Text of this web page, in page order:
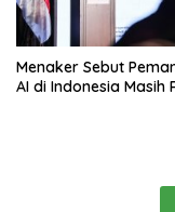
Menaker Sebut
AI di Indonesia Masih